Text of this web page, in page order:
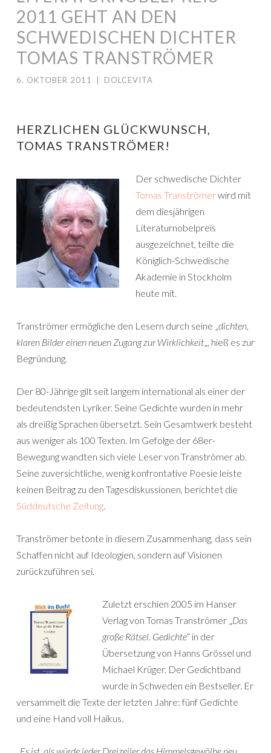
2011 GEHT AN DEN
SCHWEDISCHEN DICHTER
TOMAS TRANSTRÖMER
6. OKTOBER 2011 DOLCEVITA
HERZLICHEN GLÜCKWUNSCH,
TOMAS TRANSTRÖMER!
Der schwedische Dichter
Tomas Tranströmerwird mit
dem diesjährigen
Literaturnobelpreis
ausgezeichnet, teilte die
Königlich-Schwedische
Akademie in Stockholm
heute mit.
Tranströmer ermögliche den Lesern durch seine „dichten,
klaren Bilder einen neuen Zugang zur Wirklichkeit„, hieß es zur
Begründung.
Der 80-Jährige gilt seit langem international als einer der
bedeutendsten Lyriker. Seine Gedichte wurden in mehr
als dreißig Sprachen übersetzt. Sein Gesamtwerk besteht
aus weniger als 100 Texten. Im Gefolge der 68er-
Bewegung wandten sich viele Leser von Tranströmer ab.
Seine zuversichtliche, wenig konfrontative Poesie leiste
keinen Beitrag zu den Tagesdiskussionen, berichtet die
Süddeutsche Zeitung.
Tranströmer betonte in diesem Zusammenhang, dass sein
Schaffen nicht auf Ideologien, sondern auf Visionen
zurückzuführen sei.
Zuletzt erschien 2005 im Hanser
Verlag von Tomas Tranströmer „Das
große Rätsel. Gedichte“ in der
Übersetzung von Hanns Grössel und
Michael Krüger. Der Gedichtband
wurde in Schweden ein Bestseller. Er
versammelt die Texte der letzten Jahre: fünf Gedichte
und eine Hand voll Haikus.